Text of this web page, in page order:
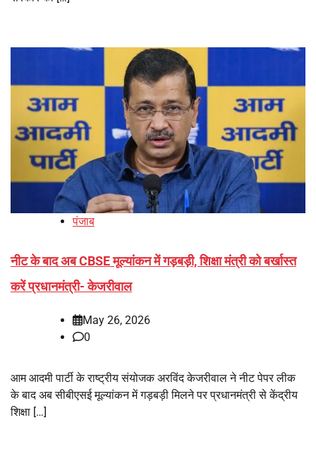
पंजाब
नीट के बाद अब CBSE मूल्यांकन में गड़बड़ी, शिक्षा मंत्री को बर्खास्त
करें प्रधानमंत्री- केजरीवाल
May 26, 2026
0
आम आदमी पार्टी के राष्ट्रीय संयोजक अरविंद केजरीवाल ने नीट पेपर लीक
के बाद अब सीबीएसई मूल्यांकन में गड़बड़ी मिलने पर प्रधानमंत्री से केंद्रीय
शिक्षा […]